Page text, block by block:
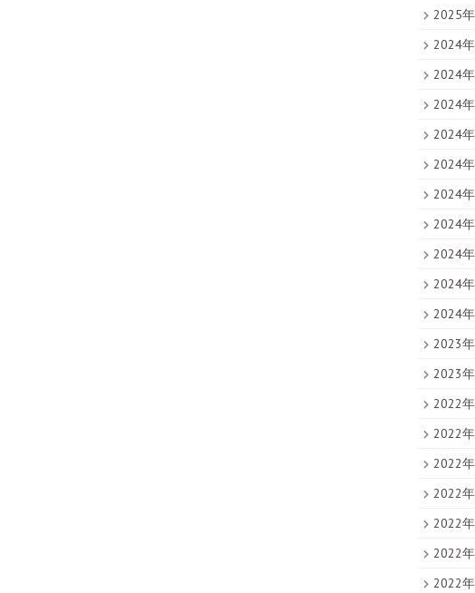
2025
2024
2024
2024
2024
2024
2024
2024
2024
2024
2024
2023
2023
2022
2022
2022
2022
2022
2022
2022